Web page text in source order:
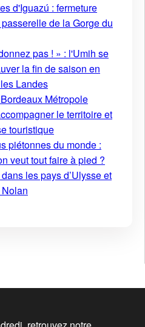
d'Iguazú : fermeture
de la Gorge du
pas ! » : l'Umih se
la fin de saison en
Landes
Métropole
le territoire et
touristique
piétonnes du monde :
veut tout faire à pied ?
les pays d’Ulysse et